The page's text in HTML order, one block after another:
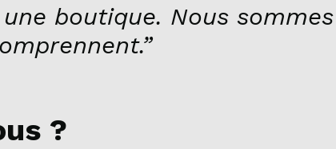
boutique. Nous
?